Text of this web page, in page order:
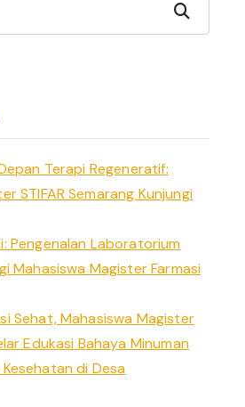
Search
Terapi Regeneratif:
STIFAR Semarang Kunjungi
Pengenalan Laboratorium
Mahasiswa Magister Farmasi
Sehat, Mahasiswa Magister
Edukasi Bahaya Minuman
di Desa